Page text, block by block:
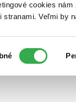
cookies
stranami. Veľmi by